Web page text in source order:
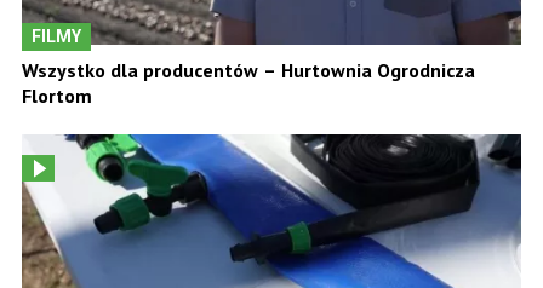
FILMY
Wszystko dla producentów – Hurtownia Ogrodnicza
Flortom